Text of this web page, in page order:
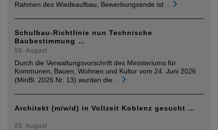
Rahmen des Wiedeaufbau, Bewerbungsende ist
Schulbau-Richtlinie nun Technische
Baubestimmung …
06. August
Durch die Verwaltungsvorschrift des Ministeriums für
Kommunen, Bauen, Wohnen und Kultur vom 24. Juni 2026
(MinBl. 2026 Nr. 13) wurden die
Architekt (m/w/d) in Vollzeit Koblenz gesucht …
05. August